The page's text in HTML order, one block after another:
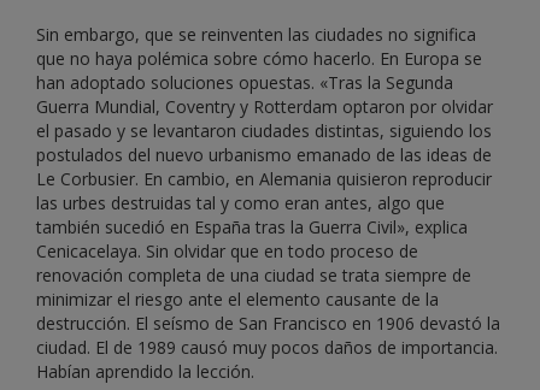
Sin embargo, que se reinventen las ciudades no significa
que no haya polémica sobre cómo hacerlo. En Europa se
han adoptado soluciones opuestas. «Tras la Segunda
Guerra Mundial, Coventry y Rotterdam optaron por olvidar
el pasado y se levantaron ciudades distintas, siguiendo los
postulados del nuevo urbanismo emanado de las ideas de
Le Corbusier. En cambio, en Alemania quisieron reproducir
las urbes destruidas tal y como eran antes, algo que
también sucedió en España tras la Guerra Civil», explica
Cenicacelaya. Sin olvidar que en todo proceso de
renovación completa de una ciudad se trata siempre de
minimizar el riesgo ante el elemento causante de la
destrucción. El seísmo de San Francisco en 1906 devastó la
ciudad. El de 1989 causó muy pocos daños de importancia.
Habían aprendido la lección.